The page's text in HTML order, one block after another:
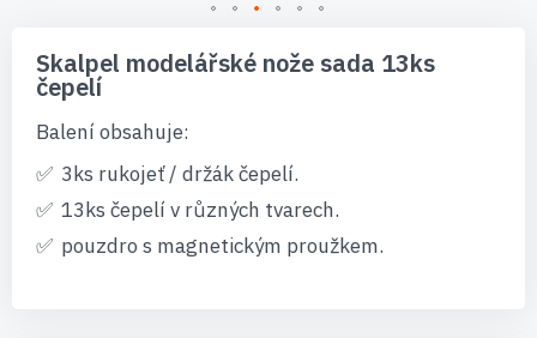
začátek
galerie
obrázky
Skalpel modelářské nože sada 13ks
čepelí
Balení obsahuje:
3ks rukojeť / držák čepelí.
13ks čepelí v různých tvarech.
pouzdro s magnetickým proužkem.